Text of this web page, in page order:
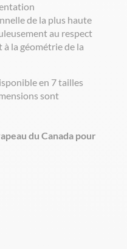
de la plus haute
au respect
la géométrie de la
en 7 tailles
sont
du Canada pour